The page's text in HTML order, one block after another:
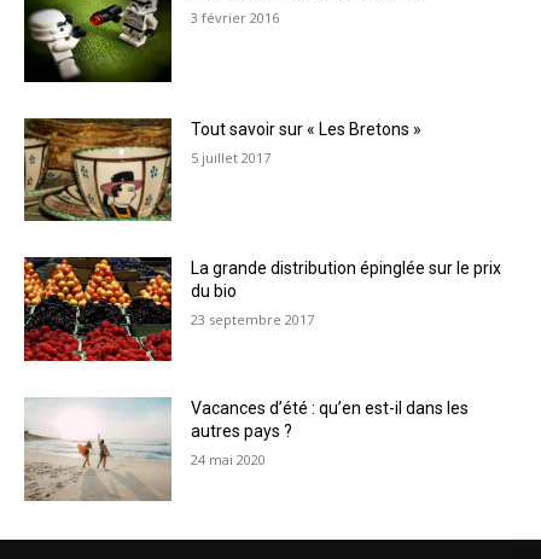
3 février 2016
Tout savoir sur « Les Bretons »
5 juillet 2017
La grande distribution épinglée sur le prix
du bio
23 septembre 2017
Vacances d’été : qu’en est-il dans les
autres pays ?
24 mai 2020